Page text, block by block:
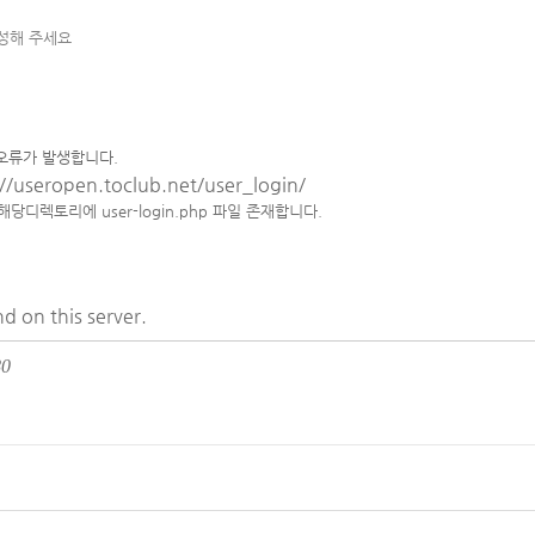
해 주세요
가 발생합니다.
useropen.toclub.net/user_login/
디렉토리에 user-login.php 파일 존재합니다.
on this server.